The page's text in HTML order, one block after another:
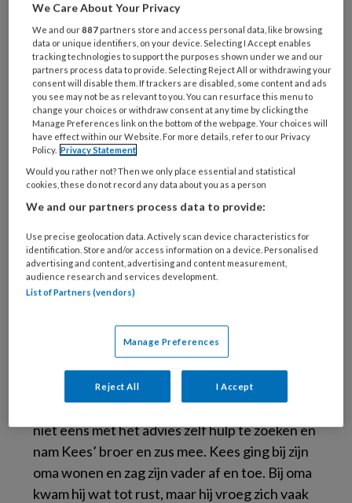
mijn geheugen koppel ik zijn naam aan een
angstig jongetje van acht jaar. Als
behandelteam had- den we destijds erg met
hem te doen. Hij werd aangemeld omdat hij zijn
moeder geen seconde uit het oog verloor. Ze
vond dat niet normaal en werd er gek van;
Kees moest ermee stoppen.
We leerden dat Kees niet abnor- maal was,
maar zijn moeder. Ze had af en toe last van
verstandsverbijstering had ze hem proberen
te ver- moorden. Geen wonder dat Kees haar
steeds in de gaten hield. Maar veel
overdreef; zijn moeder had toch sorry gezegd?
Als behandelteam begrepen we Kees.
Kees vertelt dat na de gesprekken bij ons zijn
moeder uit zijn leven verdween. Ze was het
niet eens met het advies zelf hulp te zoeken en
nam Kees’ broer en zus mee. Kees ging bij zijn
oma wonen en zag zijn vader af en toe. Bij oma
kwam hij wat tot rust, maar hij vroeg zich vaak
We Care About Your Privacy
We and our887 partners store and access personal data, like browsing
data or unique identifiers, on your device. Selecting I Accept enables
tracking technologies to support the purposes shown under we and our
partners process data to provide. Selecting Reject All or withdrawing your
consent will disable them. If trackers are disabled, some content and ads
you see may not be as relevant to you. You can resurface this menu to
change your choices or withdraw consent at any time by clicking the
Manage Preferences link on the bottom of the webpage. Your choices will
have effect within our Website. For more details, refer to our Privacy
Policy. Privacy Statement
Would you rather not? Then we only place essential and statistical
cookies, these do not record any data about you as a person
We and our partners process data to provide:
Use precise geolocation data. Actively scan device characteristics for
identification. Store and/or access information on a device. Personalised
advertising and content, advertising and content measurement,
audience research and services development.
List of Partners (vendors)
Manage Preferences
Reject All I Accept